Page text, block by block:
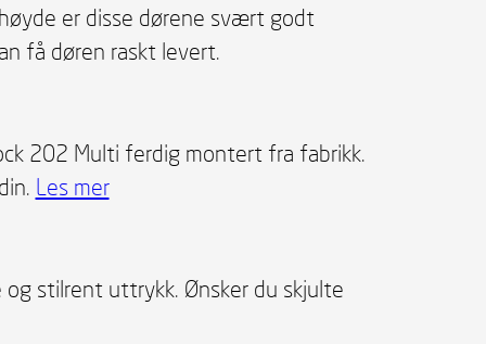
er disse dørene svært godt
få døren raskt levert.
202 Multi ferdig montert fra fabrikk.
Les mer
stilrent uttrykk. Ønsker du skjulte